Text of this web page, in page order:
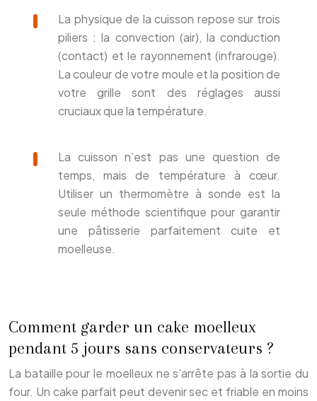
La physique de la cuisson repose sur trois
piliers : la convection (air), la conduction
(contact) et le rayonnement (infrarouge).
La couleur de votre moule et la position de
votre grille sont des réglages aussi
cruciaux que la température.
La cuisson n’est pas une question de
temps, mais de température à cœur.
Utiliser un thermomètre à sonde est la
seule méthode scientifique pour garantir
une pâtisserie parfaitement cuite et
moelleuse.
Comment garder un cake moelleux
pendant 5 jours sans conservateurs ?
La bataille pour le moelleux ne s’arrête pas à la sortie du
four. Un cake parfait peut devenir sec et friable en moins